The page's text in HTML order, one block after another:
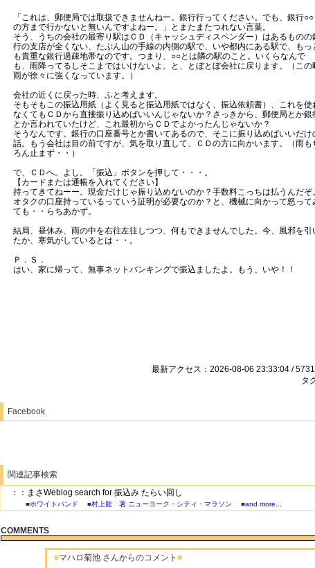
「これは、郵便局では取扱できませんねー。銀行行ってください。でも、銀行○○
の方まで行かないと無いんですよねー。」とまたまたつれない言葉。
そう、うちの会社の最寄り駅はＣＤ（キャッシュディスペンダー）はあるものの
行の支店が全くない、たぶん山の手線の内側の駅で、いや都内にある駅で、もっ
も貴重な銀行過疎地帯なのです。つまり、○○とは隣の駅のこと。いくらなんで
も、雨降ってるしそこまではいけないよ。と、とぼとぼ会社に戻ります。（この
雨が徐々に強くなっています。）
会社の近くに戻った時、ふと考えます。
そもそもこの振込用紙（よく見ると振込用紙ではなく、振込依頼書）、これを使
なくてもＣＤから直接振り込めばいいんじゃないか？さっきから、郵便局とか銀
とか言われていたけど、これ最初からＣＤでよかったんじゃないか？
そうなんです。銀行の口座番号とか書いてあるので、そこに振り込めばいいだけ
話。もう会社は目の前ですが、気を取り直して、ＣＤの方に向かいます。（雨も
ろん止まず・・）
で、ＣＤへ。よし。「振込」ボタンを押して・・・。
【カードまたは通帳を入れてください】
持ってきてねーー。現金だけじゃ振り込めないのか？手数料こっちは払うんだぞ
オタクの口座持っているっていう証明が必要なのか？と、機械に向かって怒って
ても・・らちあかず。
結局、昼休み、雨の中を右往左往しつつ、何もできませんでした。今、風邪を引
たか、寒気がしているとは・・。
Ｐ．Ｓ．
はい、家に帰って、無事ネットバンキングで振込ましたよ。もう、いや！！
最新アクセス：2026-08-06 23:33:04 / 5731
タ
Facebook
関連記事検索
：：まさWeblog search for 振込み たらい回し
■ホワイトバンド ■村上龍 著 ニューヨーク・シティ・マラソン ■and more...
COMMENTS
■マハロ菊池 さんからのコメント ■